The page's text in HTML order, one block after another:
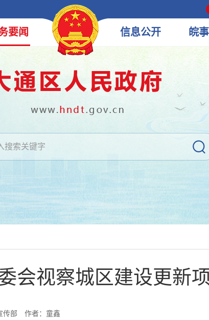
要闻 信息公开 皖事
会视察城区建设更新
传部 作者：童鑫